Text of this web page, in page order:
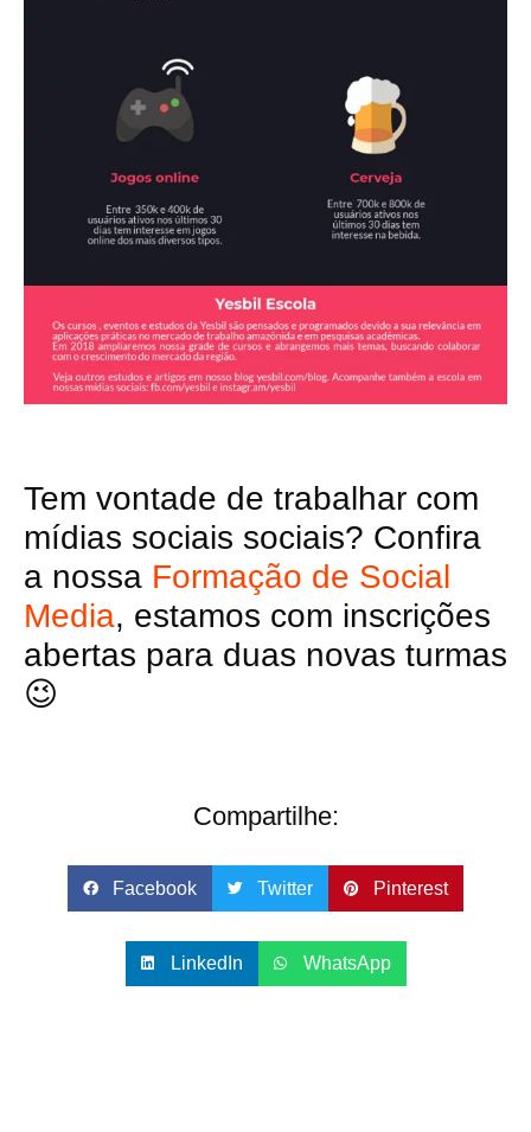
Tem vontade de trabalhar com
mídias sociais sociais? Confira
a nossa Formação de Social
Media, estamos com inscrições
abertas para duas novas turmas
😉
Compartilhe:
Facebook Twitter Pinterest
LinkedIn WhatsApp